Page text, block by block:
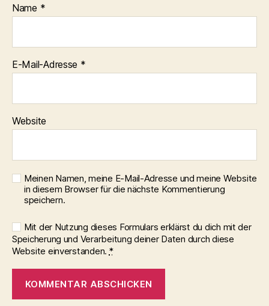
Name *
E-Mail-Adresse *
Website
Meinen Namen, meine E-Mail-Adresse und meine Website
in diesem Browser für die nächste Kommentierung
speichern.
Mit der Nutzung dieses Formulars erklärst du dich mit der
Speicherung und Verarbeitung deiner Daten durch diese
Website einverstanden. *